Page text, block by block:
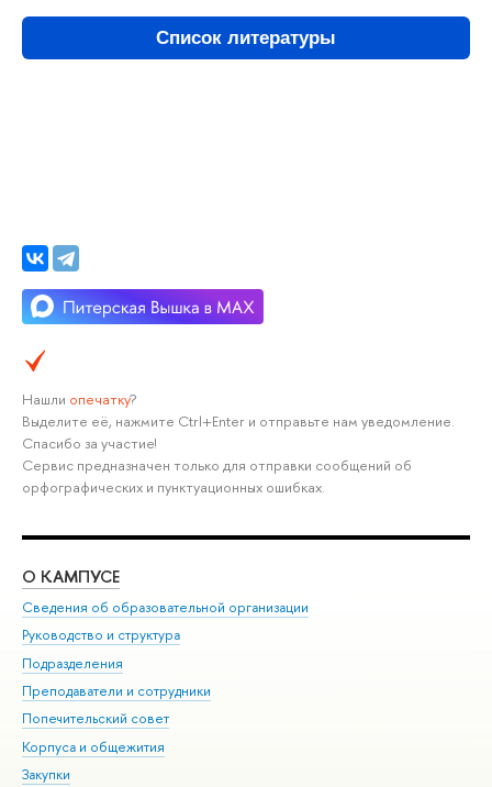
Список литературы
Нашли опечатку?
Выделите её, нажмите Ctrl+Enter и отправьте нам уведомление.
Спасибо за участие!
Сервис предназначен только для отправки сообщений об
орфографических и пунктуационных ошибках.
О КАМПУСЕ
Сведения об образовательной организации
Руководство и структура
Подразделения
Преподаватели и сотрудники
Попечительский совет
Корпуса и общежития
Закупки